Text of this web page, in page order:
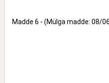
Madde 6 - (Mülga madde: 08/